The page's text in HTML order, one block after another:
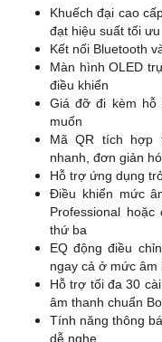
Khuếch đại cao
đạt hiệu suất tối ưu
Kết nối Bluetooth
Màn hình OLED
điều khiển
Giá đỡ đi kèm
muốn
Mã QR tích hợp
nhanh, đơn giản
Hỗ trợ ứng dụng
Điều khiển mức
Professional
thứ ba
EQ động điều
ngay cả ở mức âm
Hỗ trợ tối đa 30
âm thanh chuẩn
Tính năng thông
dễ nghe